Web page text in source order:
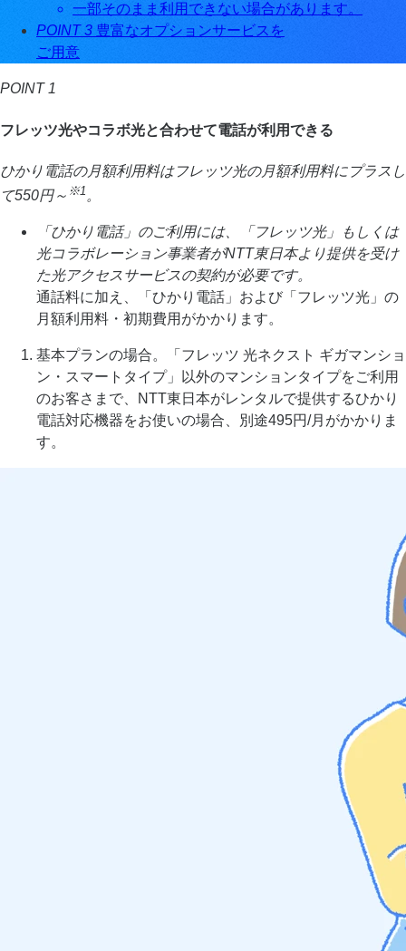
一部そのまま利用できない場合があります。
POINT 3 豊富なオプションサービスを
ご用意
POINT 1
フレッツ光やコラボ光と合わせて電話が利用できる
ひかり電話の月額利用料はフレッツ光の月額利用料にプラスし
て550円～ ※1 。
「ひかり電話」のご利用には、「フレッツ光」もしくは
光コラボレーション事業者がNTT東日本より提供を受け
た光アクセスサービスの契約が必要です。
通話料に加え、「ひかり電話」および「フレッツ光」の
月額利用料・初期費用がかかります。
基本プランの場合。「フレッツ 光ネクスト ギガマンショ
ン・スマートタイプ」以外のマンションタイプをご利用
のお客さまで、NTT東日本がレンタルで提供するひかり
電話対応機器をお使いの場合、別途495円/月がかかりま
す。